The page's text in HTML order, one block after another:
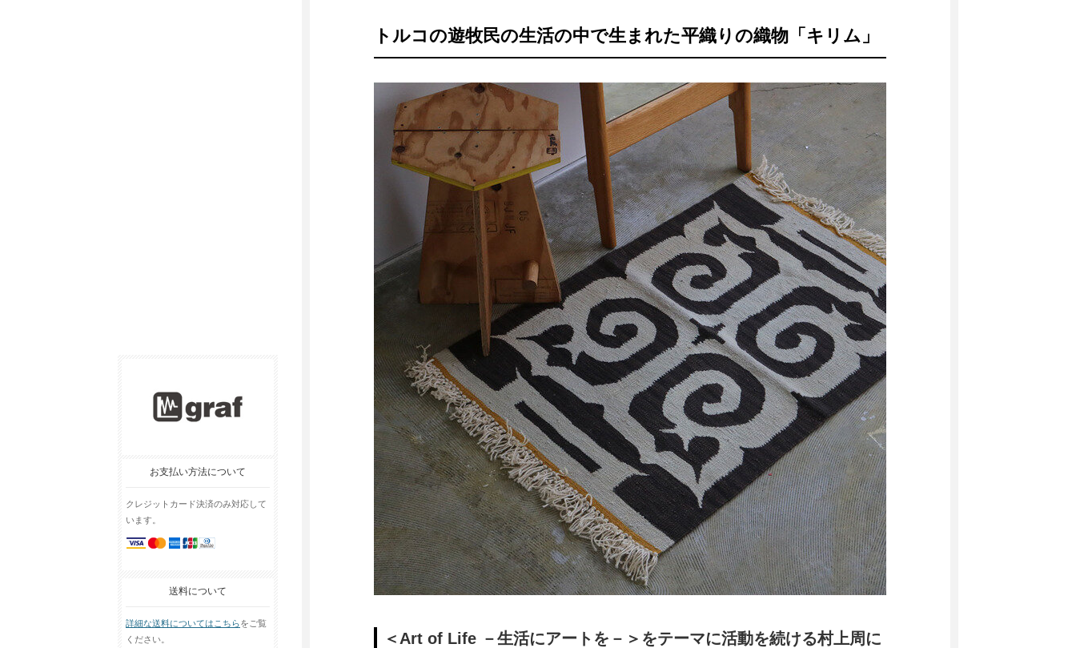
お支払い方法について
クレジットカード決済のみ対応して
います。
送料について
詳細な送料についてはこちらをご覧
ください。
トルコの遊牧民の生活の中で生まれた平織りの織物「キリム」
＜Art of Life －生活にアートを－＞をテーマに活動を続ける村上周に